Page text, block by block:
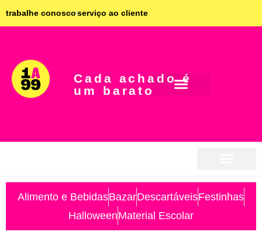
trabalhe conoscoserviço ao cliente
Cada achado é
um barato
Alimento e BebidasBazarDescartáveisFestinhas
HalloweenMaterial Escolar